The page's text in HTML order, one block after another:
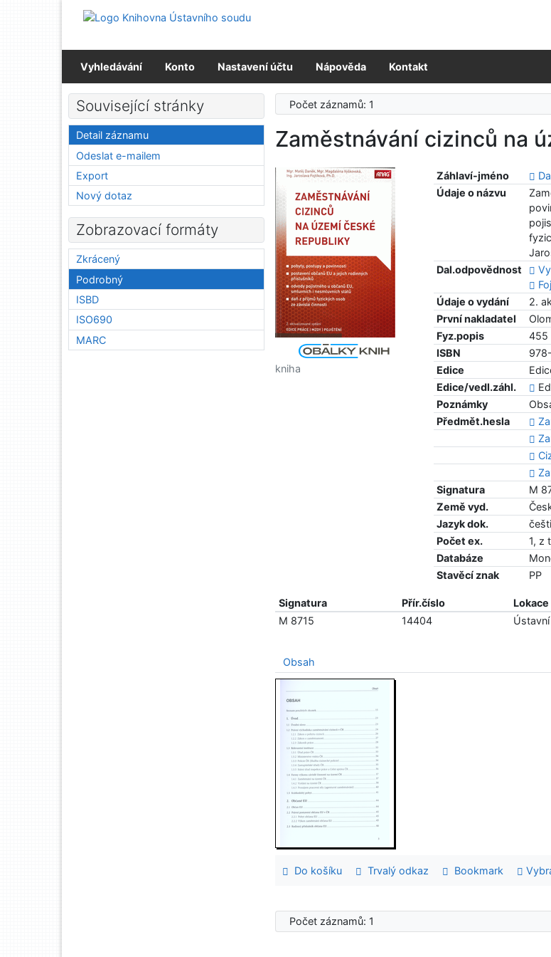
Přejít na menu
Vyhledávání Konto Nastavení účtu Nápověda Kontakt
Počet záznamů: 1
Zaměstnávání cizinců na
Záhlaví-jméno
Údaje o názvu
Dal.odpovědnost
Údaje o vydání
2.
První nakladatel
Fyz.popis
455
ISBN
Edice
Edice/vedl.záhl.
Poznámky
Předmět.hesla
Signatura
M
Země vyd.
Jazyk dok.
Počet ex.
1, z
Databáze
Stavěcí znak
PP
kniha
Signatura Přír.číslo Lokace
M 8715
14404
Obsah
Do košíku Trvalý odkaz Bookmark
Počet záznamů: 1
Související stránky
Detail záznamu
Odeslat e-mailem
Export
Nový dotaz
Zobrazovací formáty
Zkrácený
Podrobný
ISBD
ISO690
MARC